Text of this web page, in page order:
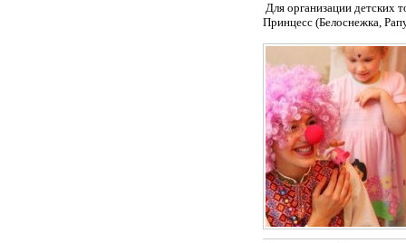
Для организации детских
Принцесс (Белоснежка,